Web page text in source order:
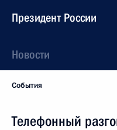
Президент России
Новости
События
Телефонный